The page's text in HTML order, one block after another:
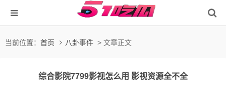
当前位置： 首页 八卦事件 > 文章正文
综合影院7799影视怎么用 影视资源全不全